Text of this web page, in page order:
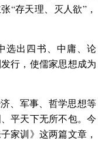
“存天理、灭人欲”，
选出四书、中庸、论
行，使儒家思想成为
、军事、哲学思想等
平天下无所不包。今
家训》这两篇文章，